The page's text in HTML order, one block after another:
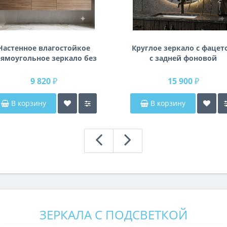
влагостойкое
зеркало без
см (1400 мм)
9 820 ₽
В корзину
Круглое зеркало с
с задней фоновой
15 900 ₽
В корзину
ЗЕРКАЛА С ПОДСВЕТКОЙ